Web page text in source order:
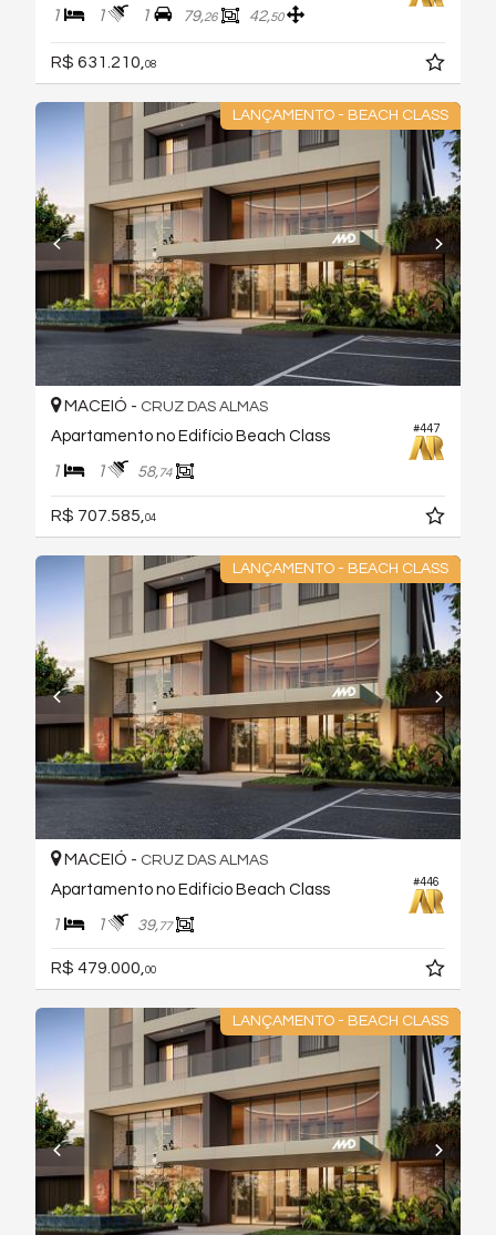
1 1 1 79,26 42,50
R$ 631.210, 08
LANÇAMENTO - BEACH CLASS
#447
MACEIÓ - CRUZ DAS ALMAS
Apartamento no Edifício Beach Class
1 1 58,74
R$ 707.585, 04
LANÇAMENTO - BEACH CLASS
#446
MACEIÓ - CRUZ DAS ALMAS
Apartamento no Edifício Beach Class
1 1 39,77
R$ 479.000,00
LANÇAMENTO - BEACH CLASS